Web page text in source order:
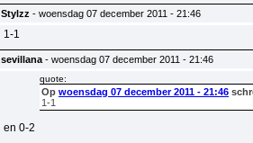
Stylzz - woensdag 07 december 2011 - 21:46
1-1
sevillana - woensdag 07 december 2011 - 21:46
quote:
Op woensdag 07 december 2011 - 21:46
1-1
en 0-2